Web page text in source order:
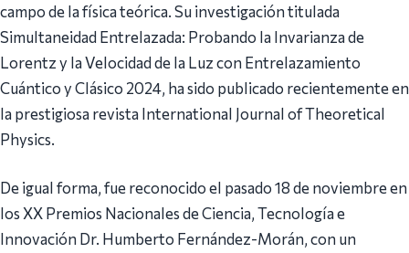
campo de la física teórica. Su investigación titulada
Simultaneidad Entrelazada: Probando la Invarianza de
Lorentz y la Velocidad de la Luz con Entrelazamiento
Cuántico y Clásico 2024, ha sido publicado recientemente en
la prestigiosa revista International Journal of Theoretical
Physics.
De igual forma, fue reconocido el pasado 18 de noviembre en
los XX Premios Nacionales de Ciencia, Tecnología e
Innovación Dr. Humberto Fernández-Morán, con un